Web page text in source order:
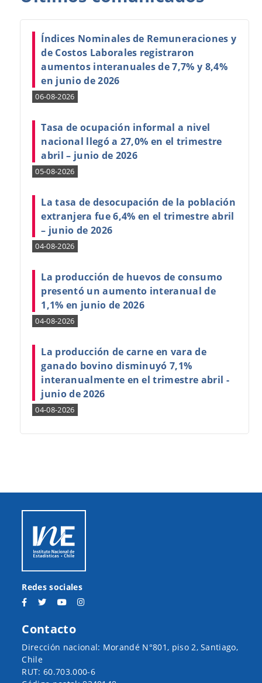
Índices Nominales de Remuneraciones y
de Costos Laborales registraron
aumentos interanuales de 7,7% y 8,4%
en junio de 2026
06-08-2026
Tasa de ocupación informal a nivel
nacional llegó a 27,0% en el trimestre
abril – junio de 2026
05-08-2026
La tasa de desocupación de la población
extranjera fue 6,4% en el trimestre abril
– junio de 2026
04-08-2026
La producción de huevos de consumo
presentó un aumento interanual de
1,1% en junio de 2026
04-08-2026
La producción de carne en vara de
ganado bovino disminuyó 7,1%
interanualmente en el trimestre abril -
junio de 2026
04-08-2026
Redes sociales
Contacto
Dirección nacional: Morandé N°801, piso 2, Santiago,
Chile
RUT: 60.703.000-6